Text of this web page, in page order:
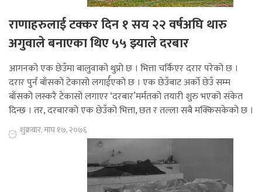
राणाहरुलाई टक्कर दिन १ सय २२ वर्षअघि थारु
अगुवाले बनाएका थिए ५५ झ्याले दरबार
आगनको एक छेउँमा बालुवाको थुप्रो छ । भित्ता चर्किएर दरार परेको छ ।
दरार पुर्न बाँसको टेकासो लगार्ईएको छ । एक छेउँबाट अर्काे छेउँ सम्म
बाँसको लस्करै टेकासो लगाएर ‘दरबार’मर्मतको तयारी शुरु भएको संकेत
दिन्छ । तर, दरबारको एक छेउँको भित्ता, छत र तल्ला सबै मक्किसकेको छ ।
शुक्रबार, माघ १७, २०७६